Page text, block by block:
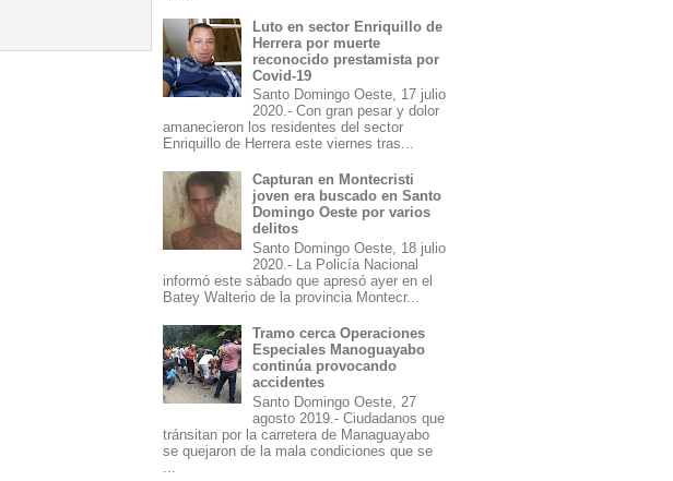
Luto en sector Enriquillo de
Herrera por muerte
reconocido prestamista por
Covid-19
Santo Domingo Oeste, 17 julio
2020.- Con gran pesar y dolor
amanecieron los residentes del sector
Enriquillo de Herrera este viernes tras...
Capturan en Montecristi
joven era buscado en Santo
Domingo Oeste por varios
delitos
Santo Domingo Oeste, 18 julio
2020.- La Policía Nacional
informó este sábado que apresó ayer en el
Batey Walterio de la provincia Montecr...
Tramo cerca Operaciones
Especiales Manoguayabo
continúa provocando
accidentes
Santo Domingo Oeste, 27
agosto 2019.- Ciudadanos que
tránsitan por la carretera de Managuayabo
se quejaron de la mala condiciones que se